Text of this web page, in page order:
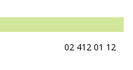
02 412 01 12